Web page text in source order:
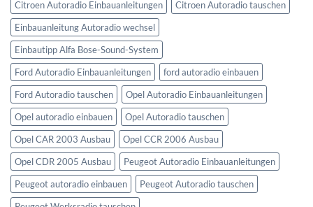
Citroen Autoradio Einbauanleitungen
Citroen Autoradio tauschen
Einbauanleitung Autoradio wechsel
Einbautipp Alfa Bose-Sound-System
Ford Autoradio Einbauanleitungen
ford autoradio einbauen
Ford Autoradio tauschen
Opel Autoradio Einbauanleitungen
Opel autoradio einbauen
Opel Autoradio tauschen
Opel CAR 2003 Ausbau
Opel CCR 2006 Ausbau
Opel CDR 2005 Ausbau
Peugeot Autoradio Einbauanleitungen
Peugeot autoradio einbauen
Peugeot Autoradio tauschen